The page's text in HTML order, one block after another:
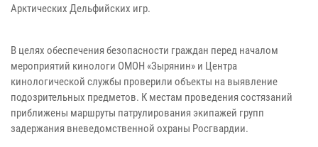
Арктических Дельфийских игр.
В целях обеспечения безопасности граждан перед началом
мероприятий кинологи ОМОН «Зырянин» и Центра
кинологической службы проверили объекты на выявление
подозрительных предметов. К местам проведения состязаний
приближены маршруты патрулирования экипажей групп
задержания вневедомственной охраны Росгвардии.